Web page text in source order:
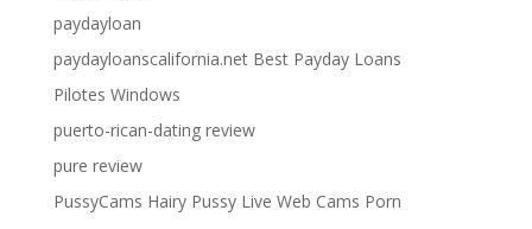
paydayloan
paydayloanscalifornia.net Best Payday Loans
Pilotes Windows
puerto-rican-dating review
pure review
PussyCams Hairy Pussy Live Web Cams Porn